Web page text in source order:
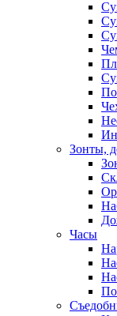
Зонты,
Часы